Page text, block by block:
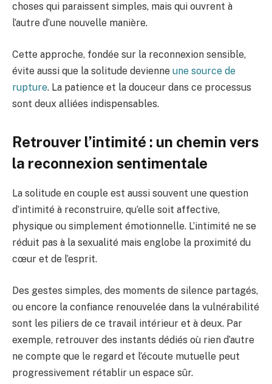
choses qui paraissent simples, mais qui ouvrent à
l’autre d’une nouvelle manière.
Cette approche, fondée sur la reconnexion sensible,
évite aussi que la solitude devienne une source de
rupture. La patience et la douceur dans ce processus
sont deux alliées indispensables.
Retrouver l’intimité : un chemin vers
la reconnexion sentimentale
La solitude en couple est aussi souvent une question
d’intimité à reconstruire, qu’elle soit affective,
physique ou simplement émotionnelle. L’intimité ne se
réduit pas à la sexualité mais englobe la proximité du
cœur et de l’esprit.
Des gestes simples, des moments de silence partagés,
ou encore la confiance renouvelée dans la vulnérabilité
sont les piliers de ce travail intérieur et à deux. Par
exemple, retrouver des instants dédiés où rien d’autre
ne compte que le regard et l’écoute mutuelle peut
progressivement rétablir un espace sûr.